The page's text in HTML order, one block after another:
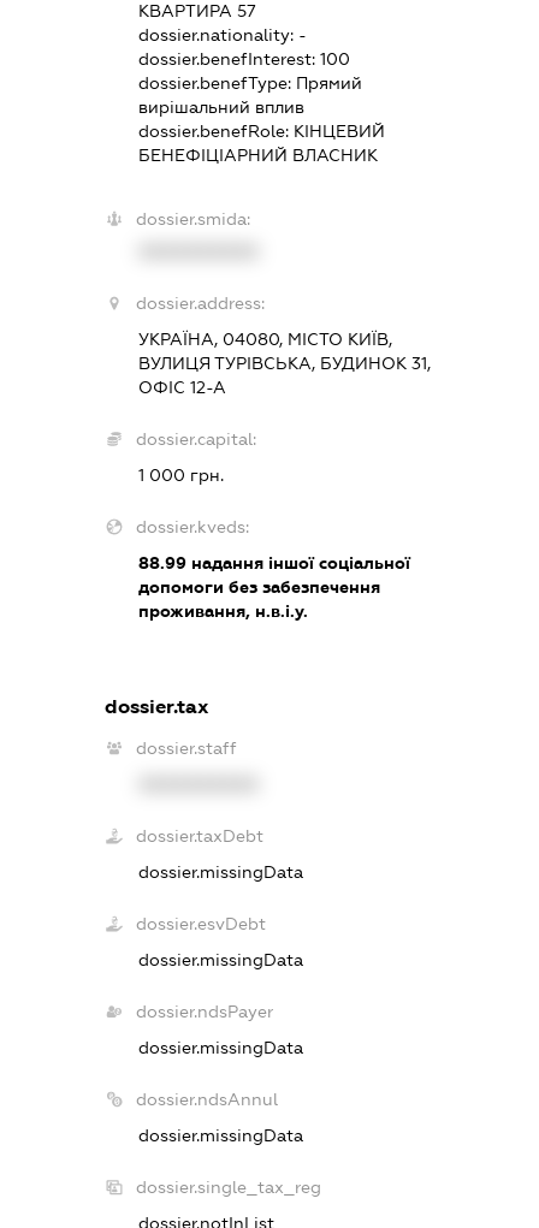
КВАРТИРА 57
dossier.nationality: -
dossier.benefInterest: 100
dossier.benefType: Прямий
вирішальний вплив
dossier.benefRole: КІНЦЕВИЙ
БЕНЕФІЦІАРНИЙ ВЛАСНИК
dossier.smida:
dossier.address:
УКРАЇНА, 04080, МІСТО КИЇВ,
ВУЛИЦЯ ТУРІВСЬКА, БУДИНОК 31,
ОФІС 12-А
dossier.capital:
1 000 грн.
dossier.kveds:
88.99надання іншої соціальної
допомоги без забезпечення
проживання, н.в.і.у.
dossier.tax
dossier.staff
dossier.taxDebt
dossier.missingData
dossier.esvDebt
dossier.missingData
dossier.ndsPayer
dossier.missingData
dossier.ndsAnnul
dossier.missingData
dossier.single_tax_reg
dossier.notInList